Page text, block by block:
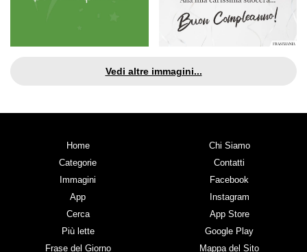
Vedi altre immagini...
Home
Categorie
Immagini
App
Cerca
Più lette
Frase del Giorno
Chi Siamo
Contatti
Facebook
Instagram
App Store
Google Play
Mappa del Sito